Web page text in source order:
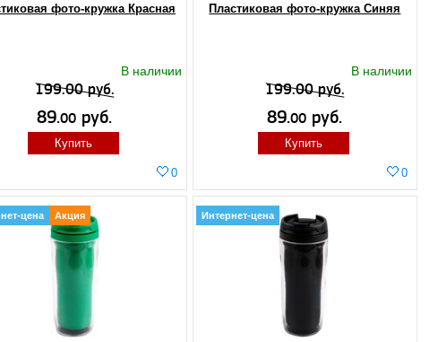
фото-кружка Красная
В наличии
0
199.00 руб.
89.00 руб.
Купить
Пластиковая фото-кружка Синяя
В наличии
0
199.00 руб.
89.00 руб.
Купить
Акция
цена Интернет-цена